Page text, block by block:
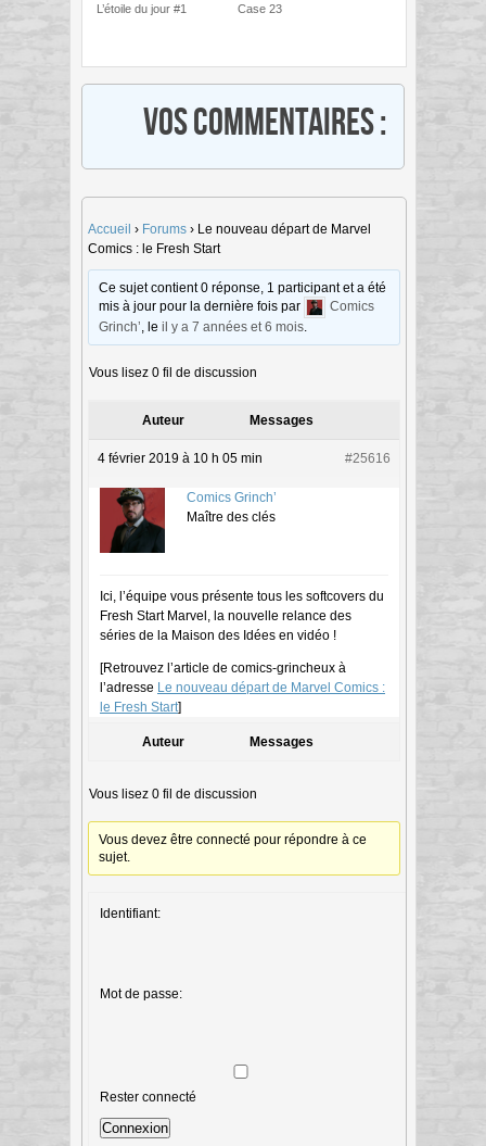
L’étoile du jour #1 Case 23
Vos commentaires :
Accueil › Forums › Le nouveau départ de Marvel
Comics : le Fresh Start
Ce sujet contient 0 réponse, 1 participant et a été
mis à jour pour la dernière fois par
Comics
Grinch’, leil y a 7 années et 6 mois.
Vous lisez 0 fil de discussion
Auteur Messages
4 février 2019 à 10 h 05 min #25616
Comics Grinch’
Maître des clés
Ici, l’équipe vous présente tous les softcovers du
Fresh Start Marvel, la nouvelle relance des
séries de la Maison des Idées en vidéo !
[Retrouvez l’article de comics-grincheux à
l’adresse Le nouveau départ de Marvel Comics :
le Fresh Start]
Auteur Messages
Vous lisez 0 fil de discussion
Vous devez être connecté pour répondre à ce
sujet.
Identifiant:
Mot de passe:
Rester connecté
Connexion